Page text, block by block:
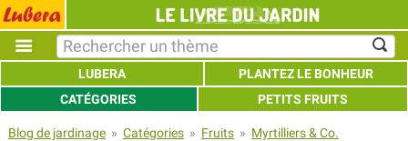
LUBERA
PLANTEZ LE BONHEUR
CATÉGORIES
PETITS FRUITS
Blog de jardinage» Catégories» Fruits» Myrtilliers & Co.